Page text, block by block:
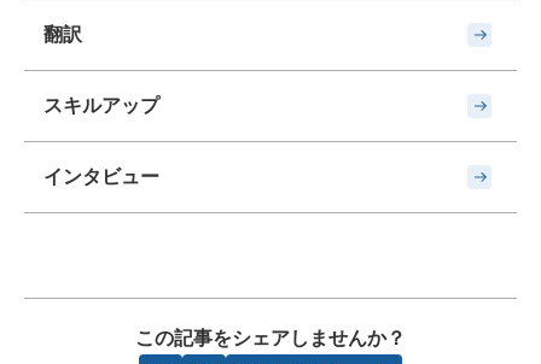
翻訳
スキルアップ
インタビュー
この記事をシェアしませんか？